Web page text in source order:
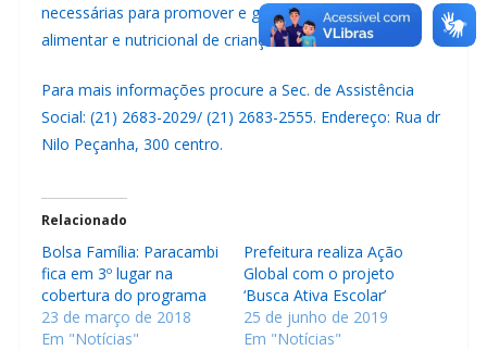
necessárias para promover e garantir a segurança
alimentar e nutricional de crianças de 06 à 36 meses.
Para mais informações procure a Sec. de Assistência
Social: (21) 2683-2029/ (21) 2683-2555. Endereço: Rua dr
Nilo Peçanha, 300 centro.
Relacionado
Bolsa Família: Paracambi
fica em 3º lugar na
cobertura do programa
23 de março de 2018
Em "Notícias"
Prefeitura realiza Ação
Global com o projeto
‘Busca Ativa Escolar’
25 de junho de 2019
Em "Notícias"